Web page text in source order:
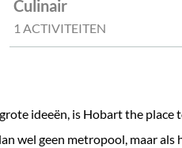
Culinair
1 ACTIVITEITEN
ideeën, is Hobart the place
wel geen metropool, maar